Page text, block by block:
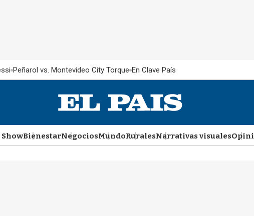
Peñarol vs. Montevideo City Torque En Clave País
ShowBienestarNegociosMundoRuralesNarrativas visuales